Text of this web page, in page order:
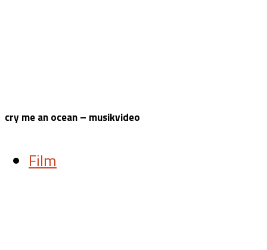
cry me an ocean – musikvideo
Film